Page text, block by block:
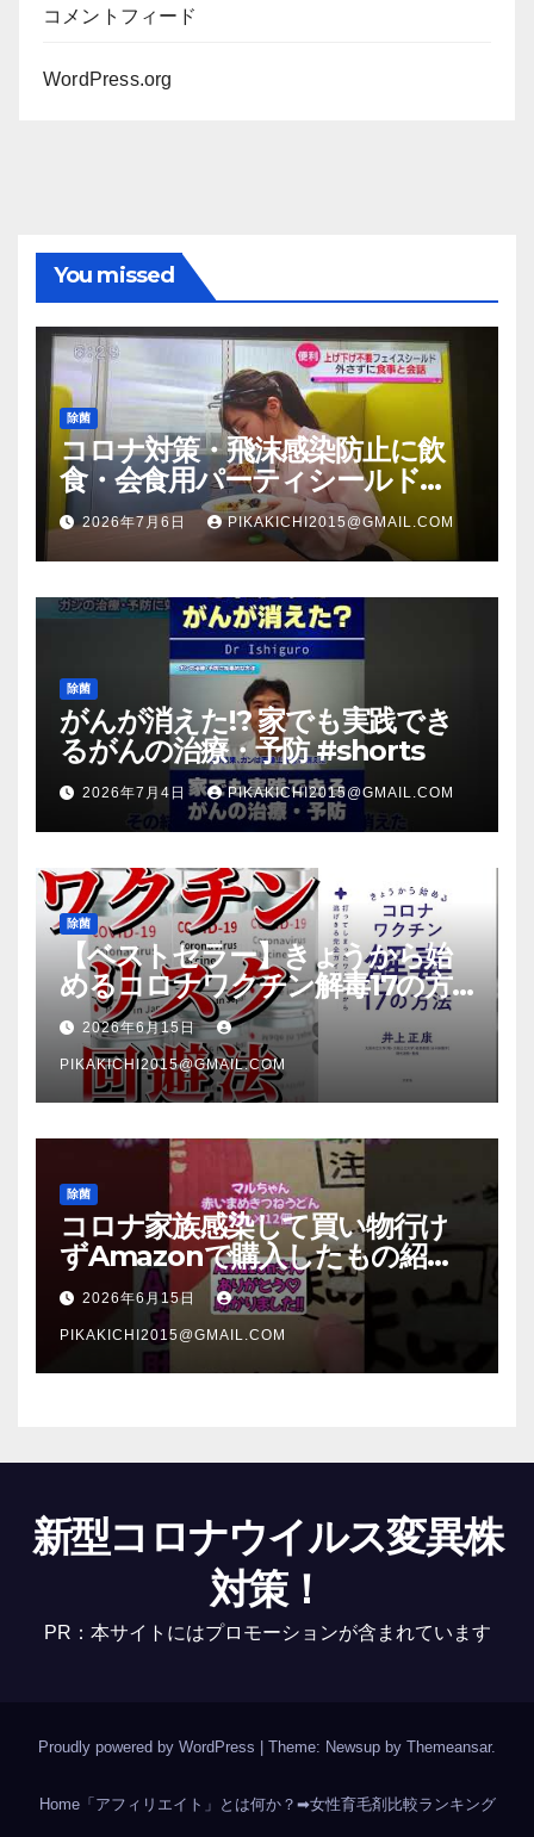
コメントフィード
WordPress.org
You missed
除菌
コロナ対策・飛沫感染防止に飲
食・会食用パーティシールド
（マスク会食代替品）ＦＢＣ福井
放送のＴＶ番組での紹介映像
2026年7月6日 PIKAKICHI2015@GMAIL.COM
除菌
がんが消えた!? 家でも実践でき
るがんの治療・予防 #shorts
2026年7月4日 PIKAKICHI2015@GMAIL.COM
除菌
【ベストセラー】きょうから始
めるコロナワクチン解毒17の方
法【本要約】
2026年6月15日
PIKAKICHI2015@GMAIL.COM
除菌
コロナ家族感染して買い物行け
ずAmazonで購入したもの紹
介 #Shorts
2026年6月15日
PIKAKICHI2015@GMAIL.COM
新型コロナウイルス変異株
対策！
PR：本サイトにはプロモーションが含まれています
Proudly powered by WordPress | Theme: Newsup by Themeansar.
Home「アフィリエイト」とは何か？ ➡女性育毛剤比較ランキング